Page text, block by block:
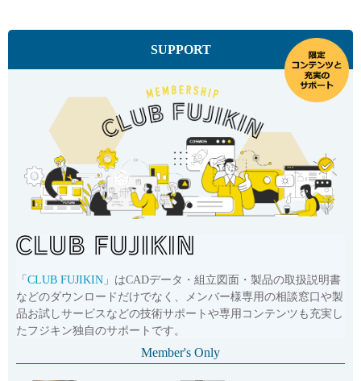
SUPPORT
「 CLUB FUJIKIN 」はCADデータ・組立図面・製品の取扱説明書
などのダウンロードだけでなく、メンバー様専用の相談窓口や製
品お試しサービスなどの技術サポートや専用コンテンツも充実し
たフジキン独自のサポートです。
Member's Only